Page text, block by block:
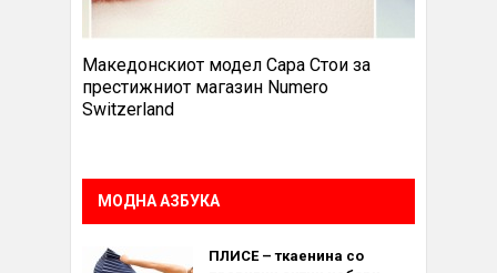
Македонскиот модел Сара Стои за
престижниот магазин Numero
Switzerland
МОДНА АЗБУКА
ПЛИСЕ – ткаенина со